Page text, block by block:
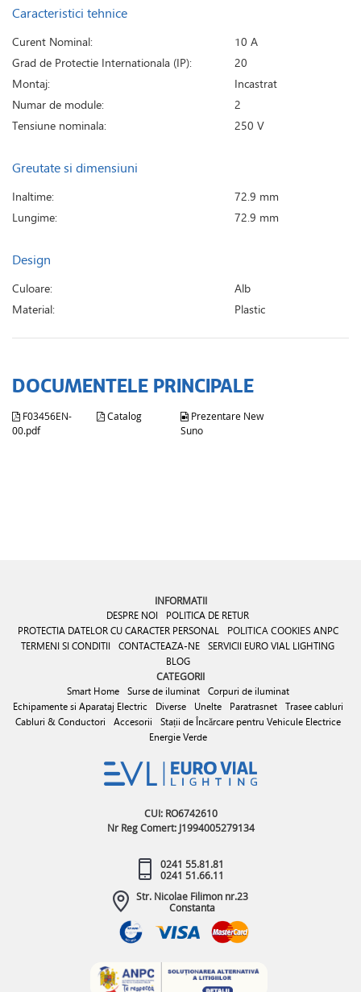
Caracteristici tehnice
Curent Nominal:
10 A
Grad de Protectie Internationala (IP):
20
Montaj:
Incastrat
Numar de module:
2
Tensiune nominala:
250 V
Greutate si dimensiuni
Inaltime:
72.9 mm
Lungime:
72.9 mm
Design
Culoare:
Alb
Material:
Plastic
DOCUMENTELE PRINCIPALE
F03456EN-
00.pdf
Catalog
Prezentare New
Suno
INFORMATII
DESPRE NOI
POLITICA DE RETUR
PROTECTIA DATELOR CU CARACTER PERSONAL
POLITICA COOKIES ANPC
TERMENI SI CONDITII
CONTACTEAZA-NE SERVICII EURO VIAL LIGHTING
BLOG
CATEGORII
Smart Home Surse de iluminat
Corpuri de iluminat
Echipamente si Aparataj Electric
Diverse Unelte Paratrasnet
Trasee cabluri
Cabluri & Conductori
Accesorii
Stații de Încărcare pentru Vehicule Electrice
Energie Verde
CUI: RO6742610
Nr Reg Comert: J1994005279134
0241 55.81.81
0241 51.66.11
Str. Nicolae Filimon nr.23
Constanta